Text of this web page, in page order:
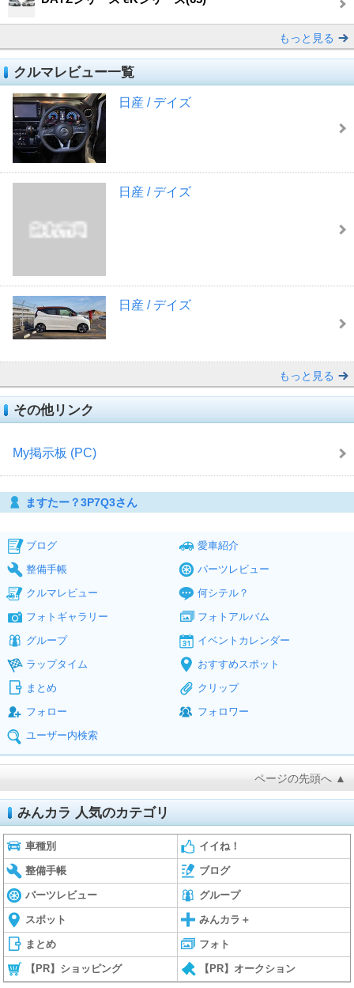
もっと見る
クルマレビュー一覧
日産 / デイズ
日産 / デイズ
日産 / デイズ
もっと見る
その他リンク
My掲示板 (PC)
ますたー？3P7Q3さん
ブログ
愛車紹介
整備手帳
パーツレビュー
クルマレビュー
何シテル？
フォトギャラリー
フォトアルバム
グループ
イベントカレンダー
ラップタイム
おすすめスポット
まとめ
クリップ
フォロー
フォロワー
ユーザー内検索
ページの先頭へ ▲
みんカラ 人気のカテゴリ
車種別 イイね！
整備手帳 ブログ
パーツレビュー グループ
スポット みんカラ＋
まとめ フォト
【PR】ショッピング 【PR】オークション